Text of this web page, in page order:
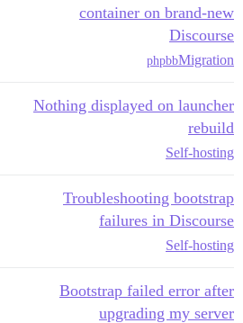
container on brand-new
Discourse
Migration
phpbb
Nothing displayed on launcher
rebuild
Self-hosting
Troubleshooting bootstrap
failures in Discourse
Self-hosting
Bootstrap failed error after
upgrading my server